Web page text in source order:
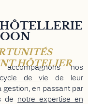
HÔTELIERnos
de vie de leur
gestion, en passant par
de notre expertise en